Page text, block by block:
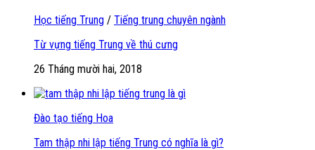
Học tiếng Trung / Tiếng trung chuyên ngành
Từ vựng tiếng Trung về thú cưng
26 Tháng mười hai, 2018
Đào tạo tiếng Hoa
Tam thập nhi lập tiếng Trung có nghĩa là gì?